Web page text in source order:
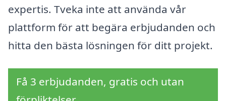
expertis. Tveka inte att använda vår
plattform för att begära erbjudanden och
hitta den bästa lösningen för ditt projekt.
Få 3 erbjudanden, gratis och utan